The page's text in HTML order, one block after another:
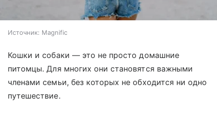
Источник: Magnific
Кошки и собаки — это не просто домашние
питомцы. Для многих они становятся важными
членами семьи, без которых не обходится ни одно
путешествие.